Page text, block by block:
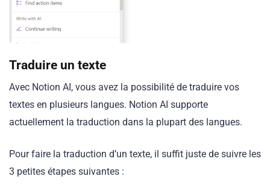
Traduire un texte
Avec Notion AI, vous avez la possibilité de traduire vos
textes en plusieurs langues. Notion AI supporte
actuellement la traduction dans la plupart des langues.
Pour faire la traduction d’un texte, il suffit juste de suivre les
3 petites étapes suivantes :